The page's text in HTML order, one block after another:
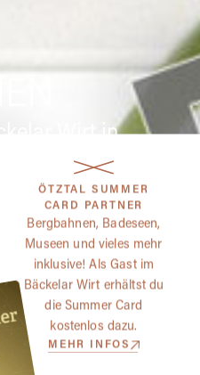
ÖTZTAL SUMMER
CARD PARTNER
Bergbahnen, Badeseen,
Museen und vieles mehr
inklusive! Als Gast im
Bäckelar Wirt erhältst du
die Summer Card
kostenlos dazu.
MEHR INFOS
Wirt in